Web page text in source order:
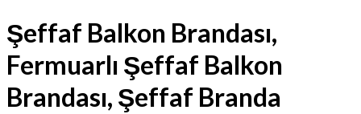
Şeffaf Balkon Brandası,
Fermuarlı Şeffaf Balkon
Brandası, Şeffaf Branda